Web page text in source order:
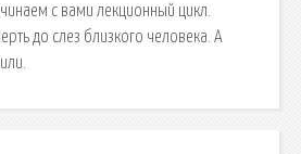
с вами лекционный цикл.
до слез близкого человека. А